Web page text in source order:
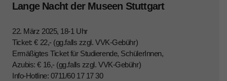
Lange Nacht der Museen Stuttgart
22. März 2025, 18-1 Uhr
Ticket: € 22,- (gg.falls zzgl. VVK-Gebühr)
Ermäßigtes Ticket für Studierende, SchülerInnen,
Azubis: € 16,- (gg.falls zzgl. VVK-Gebühr)
Info-Hotline: 0711/60 17 17 30